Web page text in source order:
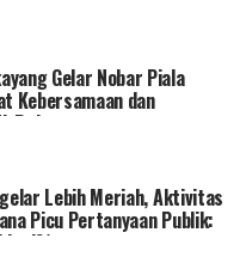
Gelar Nobar Piala
Kebersamaan dan
Rakyat
Lebih Meriah, Aktivitas
Picu Pertanyaan Publik: